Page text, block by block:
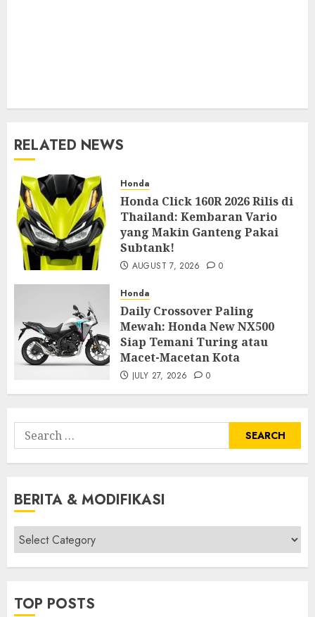
RELATED NEWS
Honda
Honda Click 160R 2026 Rilis di
Thailand: Kembaran Vario
yang Makin Ganteng Pakai
Subtank!
AUGUST 7, 2026 0
Honda
Daily Crossover Paling
Mewah: Honda New NX500
Siap Temani Turing atau
Macet-Macetan Kota
JULY 27, 2026 0
Search
for:
BERITA & MODIFIKASI
Berita
&
Modifikasi
TOP POSTS